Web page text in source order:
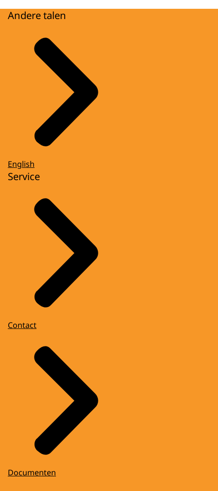
Andere talen
English
Service
Contact
Documenten